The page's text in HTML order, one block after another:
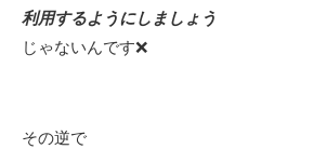
利用するようにしましょう
じゃないんです❌
その逆で